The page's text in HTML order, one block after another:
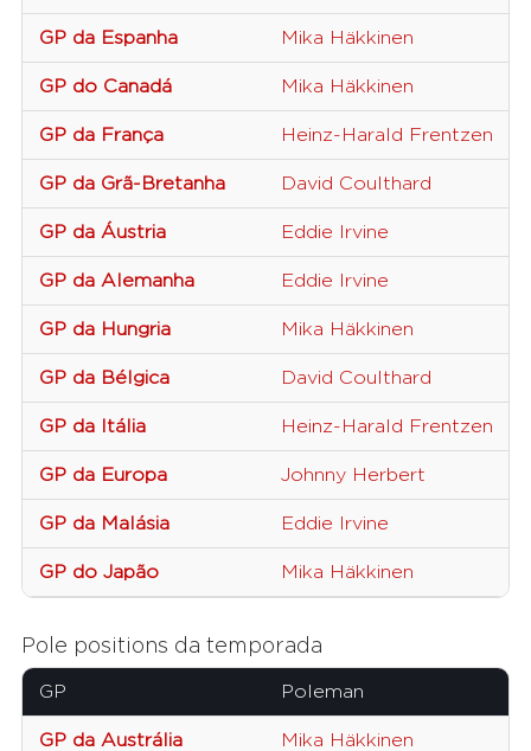
GP da Espanha Mika Häkkinen
GP do Canadá Mika Häkkinen
GP da França Heinz-Harald Frentzen
GP da Grã-Bretanha David Coulthard
GP da Áustria Eddie Irvine
GP da Alemanha Eddie Irvine
GP da Hungria Mika Häkkinen
GP da Bélgica David Coulthard
GP da Itália Heinz-Harald Frentzen
GP da Europa Johnny Herbert
GP da Malásia Eddie Irvine
GP do Japão Mika Häkkinen
Pole positions da temporada
GP Poleman
GP da Austrália Mika Häkkinen